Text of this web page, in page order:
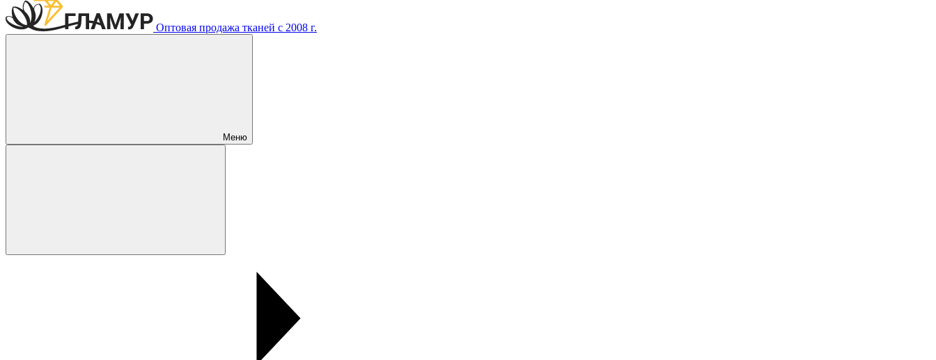
Оптовая продажа тканей с 2008 г.
Меню